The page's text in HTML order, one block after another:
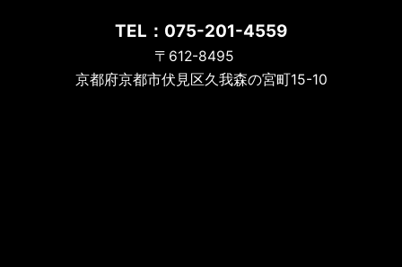
TEL：075-201-4559
〒612-8495
京都府京都市伏見区久我森の宮町15-10